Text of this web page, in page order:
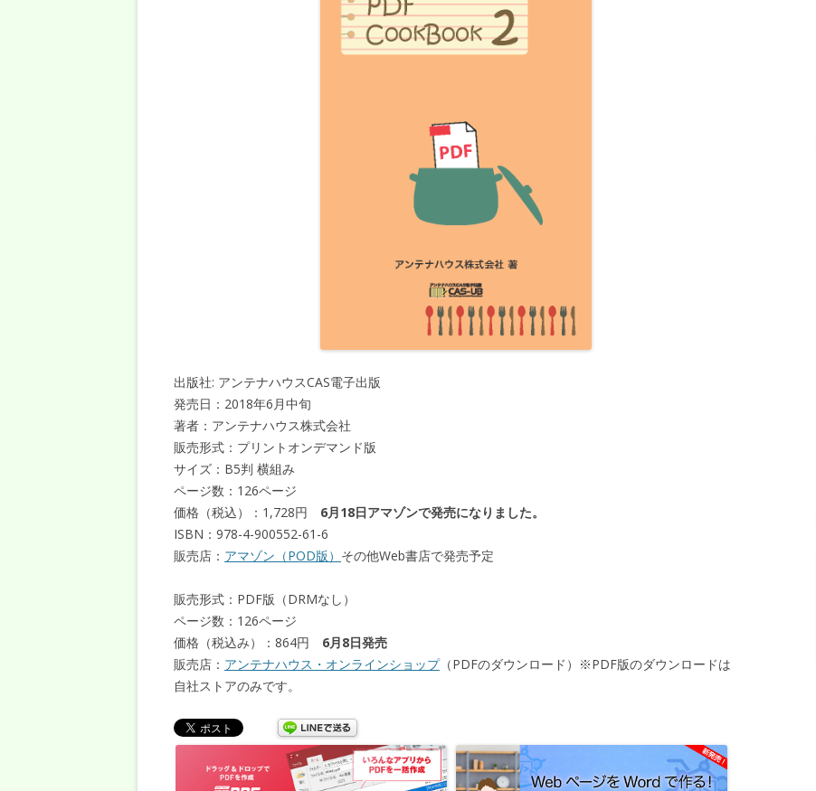
出版社: アンテナハウスCAS電子出版
発売日：2018年6月中旬
著者：アンテナハウス株式会社
販売形式：プリントオンデマンド版
サイズ：B5判 横組み
ページ数：126ページ
価格（税込）：1,728円 6月18日アマゾンで発売になりました。
ISBN：978-4-900552-61-6
販売店： アマゾン（POD版） その他Web書店で発売予定
販売形式：PDF版（DRMなし）
ページ数：126ページ
価格（税込み）：864円 6月8日発売
販売店： アンテナハウス・オンラインショップ（PDFのダウンロード）※PDF版のダウンロードは
自社ストアのみです。